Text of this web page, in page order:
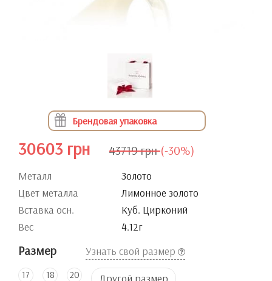
Брендовая упаковка
30603 грн 43719 грн (-30%)
Металл
Золото
Цвет металла
Лимонное золото
Вставка осн.
Куб. Цирконий
Вес
4.12г
Размер Узнать свой размер
17 18 20 Другой размер